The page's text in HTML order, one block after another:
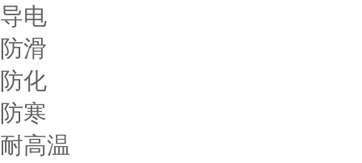
导电
防滑
防化
防寒
耐高温